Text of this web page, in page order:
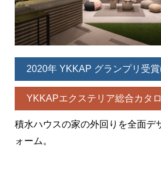
2020年 YKKAP グランプリ受
YKKAPエクステリア総合カタ
積水ハウスの家の外回りを全面デ
ォーム。